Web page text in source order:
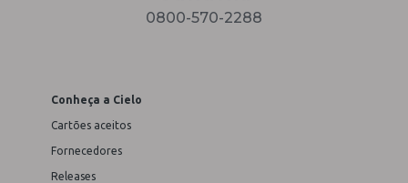
0800-570-2288
Conheça a Cielo
Cartões aceitos
Fornecedores
Releases